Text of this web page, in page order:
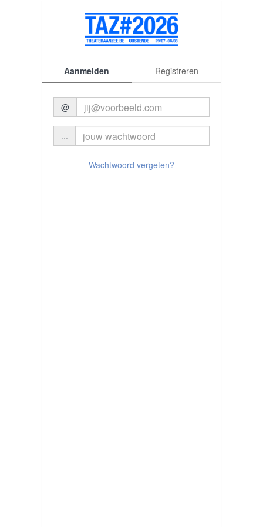
Aanmelden Registreren
@
...
Wachtwoord vergeten?
© 2026 Theater aan Zee